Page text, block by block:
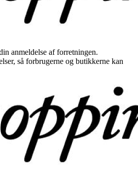
anmeldelse af forretningen.
så forbrugerne og butikkerne kan